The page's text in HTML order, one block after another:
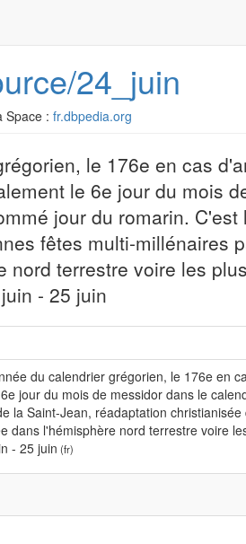
24_juin
Space : fr.dbpedia.org
le 176e en cas
le 6e jour du mois
jour du romarin. C'est
fêtes multi-millénaires
terrestre voire les
- 25 juin
du calendrier grégorien, le 176e en
jour du mois de messidor dans le
la Saint-Jean, réadaptation
dans l'hémisphère nord terrestre voire
- 25 juin (fr)